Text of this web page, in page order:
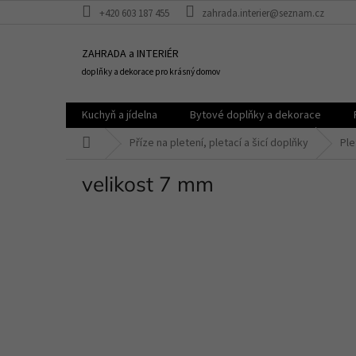
+420 603 187 455 zahrada.interier@seznam.cz
ZAHRADA a INTERIÉR
doplňky a dekorace pro krásný domov
Kuchyň a jídelna Bytové doplňky a dekorace
Příze na pletení, pletací a šicí doplňky
velikost 7 mm